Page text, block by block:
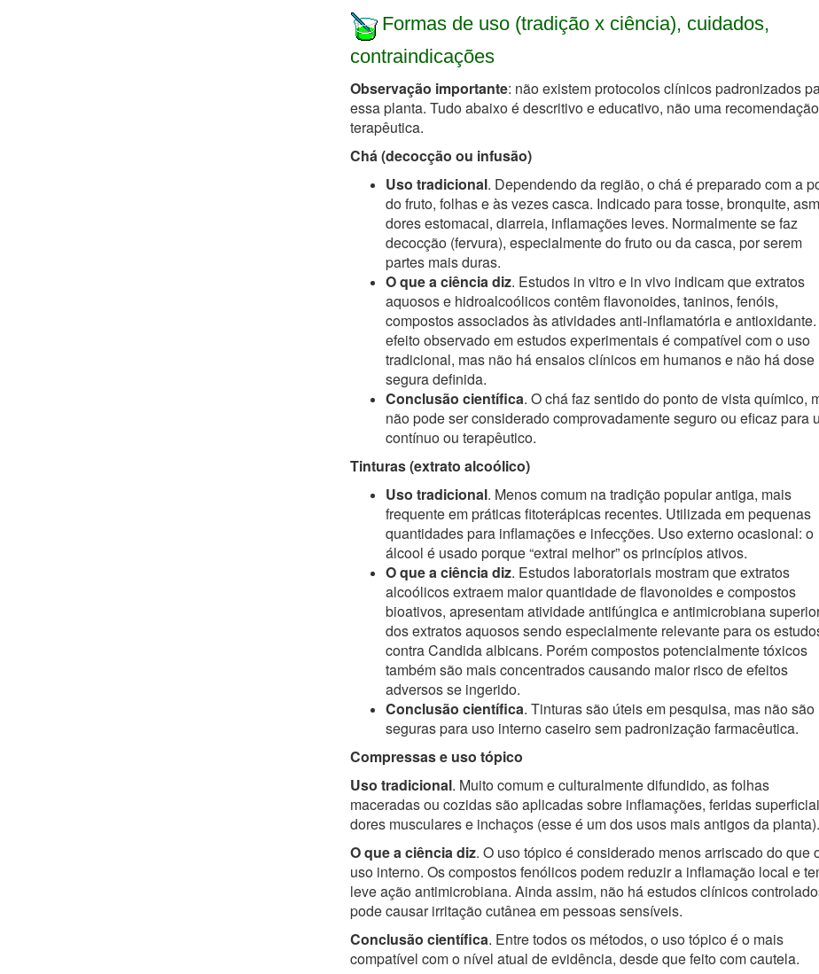
Formas de uso (tradição x ciência), cuidados,
contraindicações
Observação importante: não existem protocolos clínicos padronizados
essa planta. Tudo abaixo é descritivo e educativo, não uma recomendação
terapêutica.
Chá (decocção ou infusão)
Uso tradicional. Dependendo da região, o chá é preparado com a
do fruto, folhas e às vezes casca. Indicado para tosse, bronquite,
dores estomacai, diarreia, inflamações leves. Normalmente se faz
decocção (fervura), especialmente do fruto ou da casca, por serem
partes mais duras.
O que a ciência diz. Estudos in vitro e in vivo indicam que extratos
aquosos e hidroalcoólicos contêm flavonoides, taninos, fenóis,
compostos associados às atividades anti-inflamatória e antioxidante.
efeito observado em estudos experimentais é compatível com o uso
tradicional, mas não há ensaios clínicos em humanos e não há dose
segura definida.
Conclusão científica. O chá faz sentido do ponto de vista químico,
não pode ser considerado comprovadamente seguro ou eficaz para
contínuo ou terapêutico.
Tinturas (extrato alcoólico)
Uso tradicional. Menos comum na tradição popular antiga, mais
frequente em práticas fitoterápicas recentes. Utilizada em pequenas
quantidades para inflamações e infecções. Uso externo ocasional: o
álcool é usado porque “extrai melhor” os princípios ativos.
O que a ciência diz. Estudos laboratoriais mostram que extratos
alcoólicos extraem maior quantidade de flavonoides e compostos
bioativos, apresentam atividade antifúngica e antimicrobiana
dos extratos aquosos sendo especialmente relevante para os
contra Candida albicans. Porém compostos potencialmente tóxicos
também são mais concentrados causando maior risco de efeitos
adversos se ingerido.
Conclusão científica. Tinturas são úteis em pesquisa, mas não são
seguras para uso interno caseiro sem padronização farmacêutica.
Compressas e uso tópico
Uso tradicional. Muito comum e culturalmente difundido, as folhas
maceradas ou cozidas são aplicadas sobre inflamações, feridas
dores musculares e inchaços (esse é um dos usos mais antigos da planta).
O que a ciência diz. O uso tópico é considerado menos arriscado do que
uso interno. Os compostos fenólicos podem reduzir a inflamação local e
leve ação antimicrobiana. Ainda assim, não há estudos clínicos
pode causar irritação cutânea em pessoas sensíveis.
Conclusão científica. Entre todos os métodos, o uso tópico é o mais
compatível com o nível atual de evidência, desde que feito com cautela.